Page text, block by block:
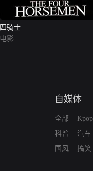
四骑士
电影
自媒体
全部
科普
国风
Kpop
汽车
搞笑